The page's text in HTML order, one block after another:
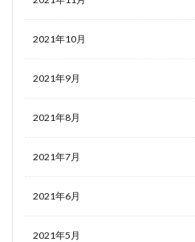
2021年10月
2021年9月
2021年8月
2021年7月
2021年6月
2021年5月